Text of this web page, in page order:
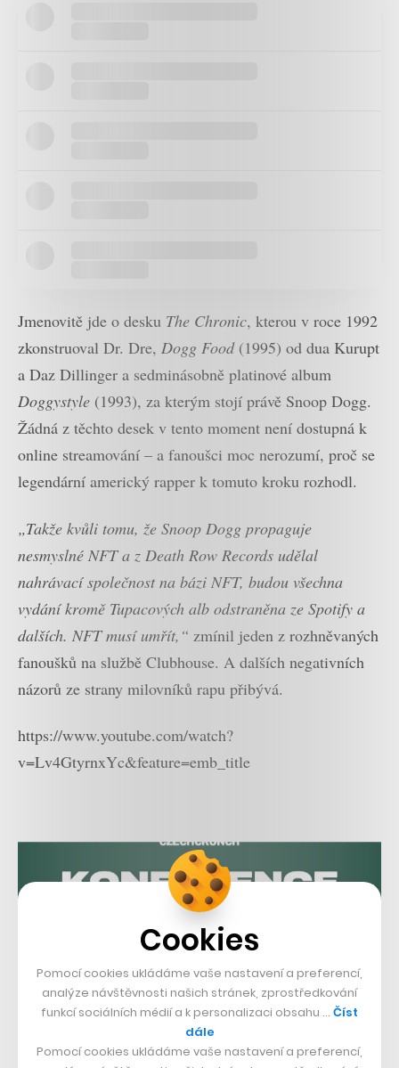
Jmenovitě jde o desku The Chronic, kterou v roce 1992
zkonstruoval Dr. Dre, Dogg Food(1995) od dua Kurupt
a Daz Dillinger a sedminásobně platinové album
Doggystyle (1993), za kterým stojí právě Snoop Dogg.
Žádná z těchto desek v tento moment není dostupná k
online streamování – a fanoušci moc nerozumí, proč se
legendární americký rapper k tomuto kroku rozhodl.
„Takže kvůli tomu, že Snoop Dogg propaguje
nesmyslné NFT a z Death Row Records udělal
nahrávací společnost na bázi NFT, budou všechna
vydání kromě Tupacových alb odstraněna ze Spotify a
dalších. NFT musí umřít,“ zmínil jeden z rozhněvaných
fanoušků na službě Clubhouse. A dalších negativních
názorů ze strany milovníků rapu přibývá.
https://www.youtube.com/watch?
v=Lv4GtyrnxYc&feature=emb_title
Cookies
Pomocí cookies ukládáme vaše nastavení a preferencí,
analýze návštěvnosti našich stránek, zprostředkování
funkcí sociálních médií a k personalizaci obsahu … Číst
dále
Pomocí cookies ukládáme vaše nastavení a preferencí,